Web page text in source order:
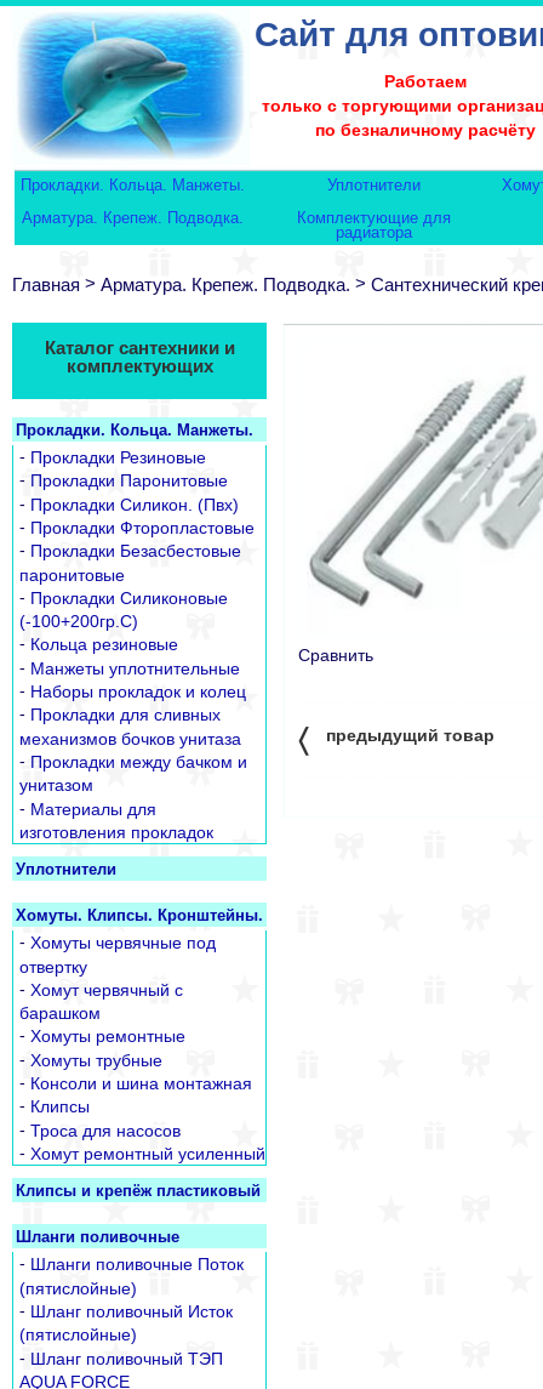
Сайт для
Работаем
только с торгующими
по безналичному расчёту
Прокладки. Кольца. Манжеты. Уплотнители
Арматура. Крепеж. Подводка.
Комплектующие для
радиатора
Главная > Арматура. Крепеж. Подводка. > Сантехнический
Сравнить
〈 предыдущий товар
Каталог сантехники и
комплектующих
Прокладки. Кольца. Манжеты.
- Прокладки Резиновые
- Прокладки Паронитовые
- Прокладки Силикон. (Пвх)
- Прокладки Фторопластовые
- Прокладки Безасбестовые
паронитовые
- Прокладки Силиконовые
(-100+200гр.С)
- Кольца резиновые
- Манжеты уплотнительные
- Наборы прокладок и колец
- Прокладки для сливных
механизмов бочков унитаза
- Прокладки между бачком и
унитазом
- Материалы для
изготовления прокладок
Уплотнители
Хомуты. Клипсы. Кронштейны.
- Хомуты червячные под
отвертку
- Хомут червячный с
барашком
- Хомуты ремонтные
- Хомуты трубные
- Консоли и шина монтажная
- Клипсы
- Троса для насосов
- Хомут ремонтный усиленный
Клипсы и крепёж пластиковый
Шланги поливочные
- Шланги поливочные Поток
(пятислойные)
- Шланг поливочный Исток
(пятислойные)
- Шланг поливочный ТЭП
AQUA FORCE